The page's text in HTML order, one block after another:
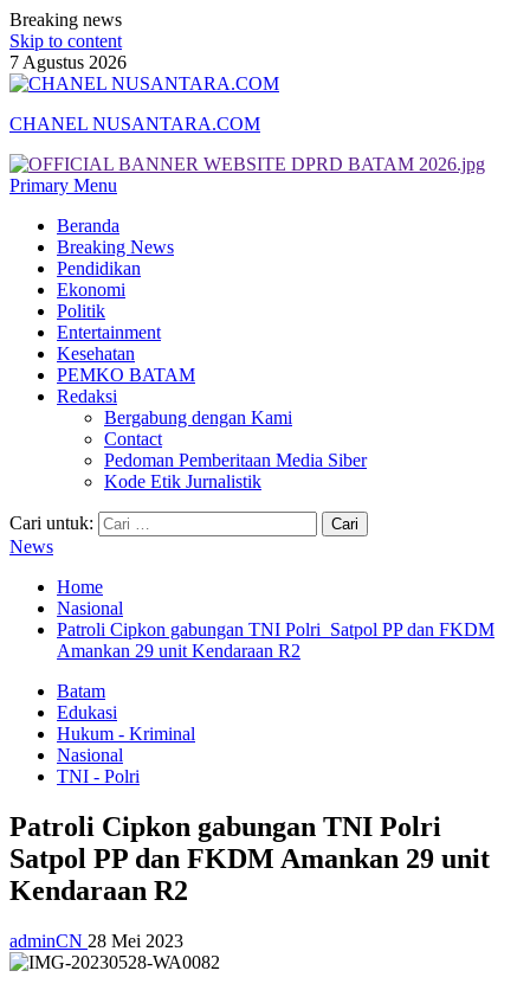
Breaking news
Skip to content
7 Agustus 2026
CHANEL NUSANTARA.COM
Primary Menu
Beranda
Breaking News
Pendidikan
Ekonomi
Politik
Entertainment
Kesehatan
PEMKO BATAM
Redaksi
Bergabung dengan Kami
Contact
Pedoman Pemberitaan Media Siber
Kode Etik Jurnalistik
Cari untuk:
News
Home
Nasional
Patroli Cipkon gabungan TNI Polri Satpol PP dan FKDM
Amankan 29 unit Kendaraan R2
Batam
Edukasi
Hukum - Kriminal
Nasional
TNI - Polri
Patroli Cipkon gabungan TNI Polri
Satpol PP dan FKDM Amankan 29 unit
Kendaraan R2
adminCN 28 Mei 2023